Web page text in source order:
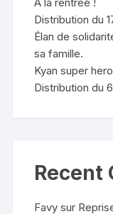
A la rentrée !
Distribution du
Élan de
sa famille.
Kyan super
Distribution du
Recent
Favy sur